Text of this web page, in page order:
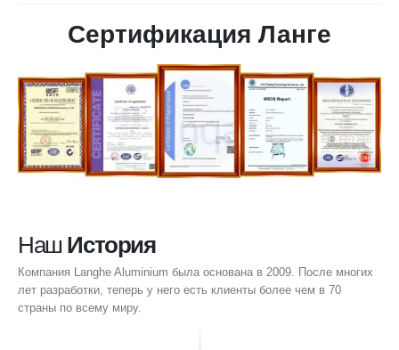
Сертификация Ланге
Наш История
Компания Langhe Aluminium была основана в 2009. После многих
лет разработки, теперь у него есть клиенты более чем в 70
страны по всему миру.